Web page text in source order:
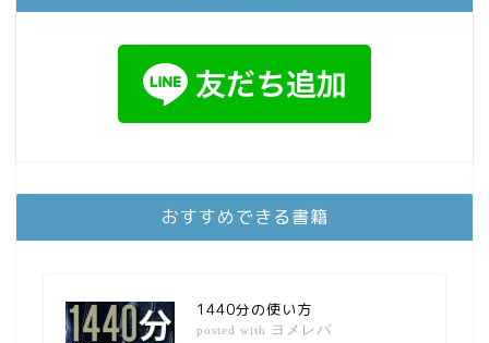
おすすめできる書籍
1440分の使い方
posted with ヨメレバ